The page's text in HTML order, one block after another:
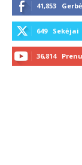
41,853
649 Sekėjai
36,814